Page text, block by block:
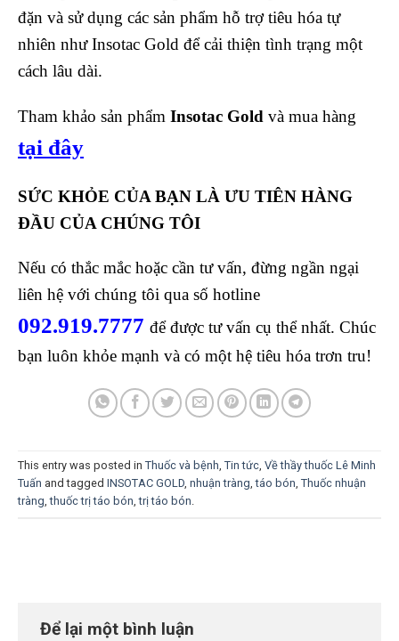
đặn và sử dụng các sản phẩm hỗ trợ tiêu hóa tự
nhiên như Insotac Gold để cải thiện tình trạng một
cách lâu dài.
Tham khảo sản phẩm Insotac Gold và mua hàng
tại đây
SỨC KHỎE CỦA BẠN LÀ ƯU TIÊN HÀNG
ĐẦU CỦA CHÚNG TÔI
Nếu có thắc mắc hoặc cần tư vấn, đừng ngần ngại
liên hệ với chúng tôi qua số hotline
092.919.7777 để được tư vấn cụ thể nhất. Chúc
bạn luôn khỏe mạnh và có một hệ tiêu hóa trơn tru!
This entry was posted in Thuốc và bệnh, Tin tức, Về thầy thuốc Lê Minh
Tuấn and tagged INSOTAC GOLD, nhuận tràng,táo bón, Thuốc nhuận
tràng,thuốc trị táo bón,trị táo bón.
Để lại một bình luận